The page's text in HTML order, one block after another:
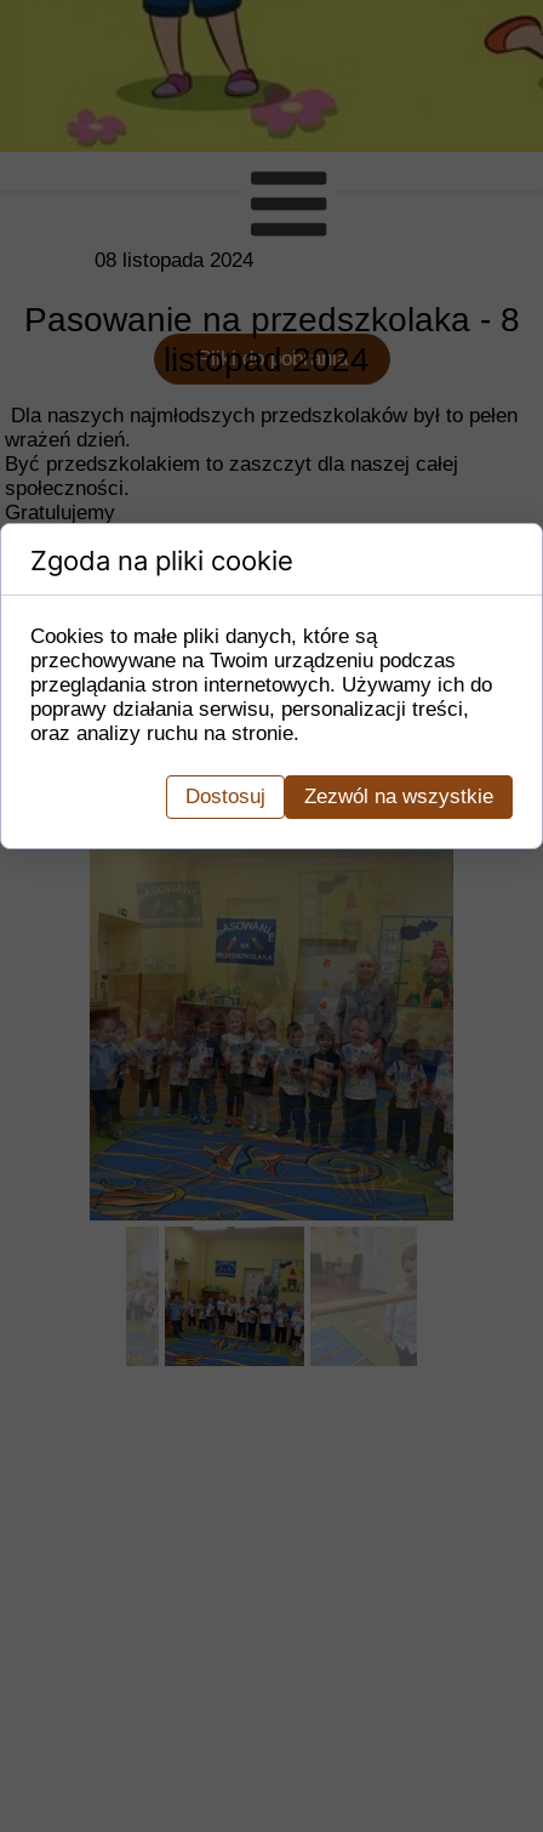
08 listopada 2024
Pasowanie na przedszkolaka - 8
listopad 2024
Dla naszych najmłodszych przedszkolaków był to pełen
wrażeń dzień.
Być przedszkolakiem to zaszczyt dla naszej całej
społeczności.
Gratulujemy
Pliki do pobrania
Zgoda na pliki cookie
Cookies to małe pliki danych, które są
przechowywane na Twoim urządzeniu podczas
przeglądania stron internetowych. Używamy ich do
poprawy działania serwisu, personalizacji treści,
oraz analizy ruchu na stronie.
Dostosuj Zezwól na wszystkie